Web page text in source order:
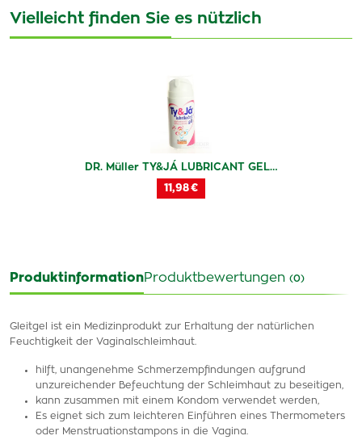
Vielleicht finden Sie es nützlich
DR. Müller TY&JÁ LUBRICANT GEL…
11,98 €
ProduktinformationProduktbewertungen (0)
Gleitgel ist ein Medizinprodukt zur Erhaltung der natürlichen
Feuchtigkeit der Vaginalschleimhaut.
hilft, unangenehme Schmerzempfindungen aufgrund
unzureichender Befeuchtung der Schleimhaut zu beseitigen,
kann zusammen mit einem Kondom verwendet werden,
Es eignet sich zum leichteren Einführen eines Thermometers
oder Menstruationstampons in die Vagina.